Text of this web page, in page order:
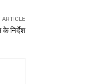
ARTICLE
निर्देश